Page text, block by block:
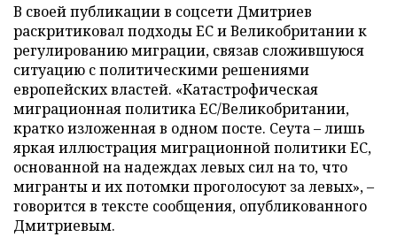
В своей публикации в соцсети Дмитриев
раскритиковал подходы ЕС и Великобритании к
регулированию миграции, связав сложившуюся
ситуацию с политическими решениями
европейских властей. «Катастрофическая
миграционная политика ЕС/Великобритании,
кратко изложенная в одном посте. Сеута – лишь
яркая иллюстрация миграционной политики ЕС,
основанной на надеждах левых сил на то, что
мигранты и их потомки проголосуют за левых», –
говорится в тексте сообщения, опубликованного
Дмитриевым.